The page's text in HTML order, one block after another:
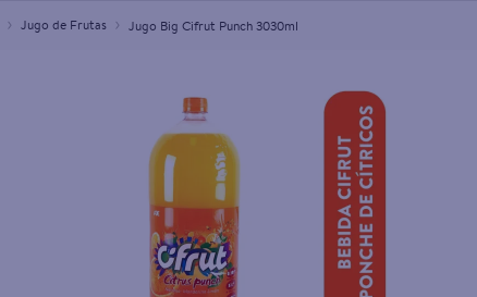
Jugo de Frutas Jugo Big Cifrut Punch 3030ml
2.
herbal essences
serums corporales dove
gillette venus
dove
goodyear
pañales